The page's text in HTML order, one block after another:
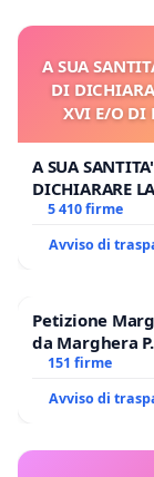
A SUA
DI
XVI E/O DI
A SUA
DICHIARARE
E/O DI FAR
5 410 firme
Avviso di
Petizione
da Marghera
Polo tariffa a €
151 firme
Avviso di